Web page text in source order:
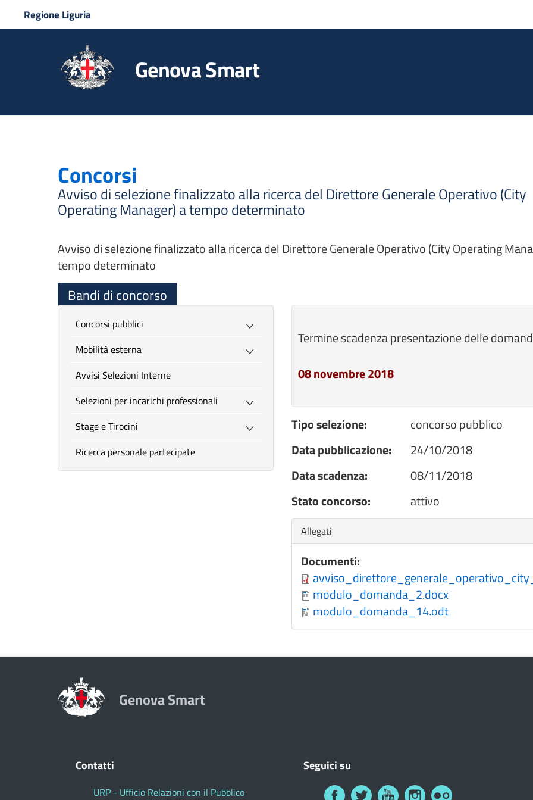
Regione Liguria
Genova Smart
Concorsi
Avviso di selezione finalizzato alla ricerca del Direttore Generale Operativo (City
Operating Manager) a tempo determinato
Avviso di selezione finalizzato alla ricerca del Direttore Generale Operativo (City Operating
tempo determinato
Bandi di concorso
Termine scadenza presentazione delle
08 novembre 2018
Tipo selezione:
concorso pubblico
Data pubblicazione:
24/10/2018
Data scadenza:
08/11/2018
Stato concorso:
attivo
Nascondi
Allegati
Documenti:
modulo_domanda_2.docx
modulo_domanda_14.odt
Concorsi pubblici
Mobilità esterna
Avvisi Selezioni Interne
Selezioni per incarichi professionali
Stage e Tirocini
Ricerca personale partecipate
Genova Smart
Contatti
URP - Ufficio Relazioni con il Pubblico
Seguici su